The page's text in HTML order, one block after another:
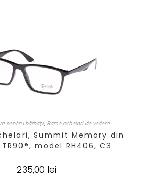
pentru bărbați, Rame ochelari de vedere
Summit Memory din
model RH406, C3
235,00 lei